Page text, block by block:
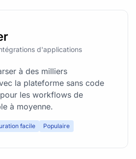
d'applications
à des milliers
la plateforme sans code
les workflows de
à moyenne.
facile Populaire